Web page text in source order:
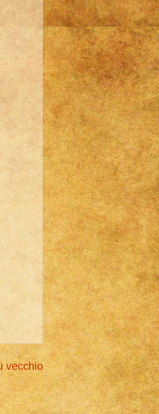
vecchio